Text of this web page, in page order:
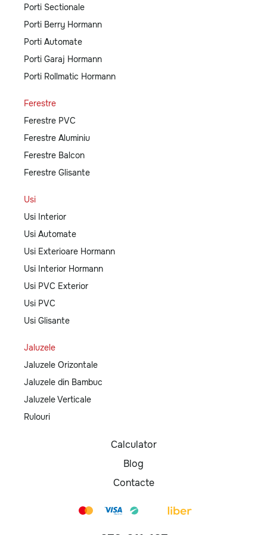
Porti Sectionale
Porti Berry Hormann
Porti Automate
Porti Garaj Hormann
Porti Rollmatic Hormann
Ferestre
Ferestre PVC
Ferestre Aluminiu
Ferestre Balcon
Ferestre Glisante
Usi
Usi Interior
Usi Automate
Usi Exterioare Hormann
Usi Interior Hormann
Usi PVC Exterior
Usi PVC
Usi Glisante
Jaluzele
Jaluzele Orizontale
Jaluzele din Bambuc
Jaluzele Verticale
Rulouri
Calculator
Blog
Contacte